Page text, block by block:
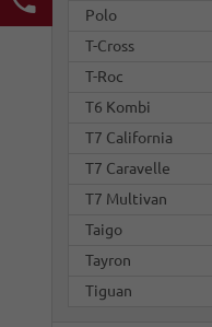
Polo
T-Cross
T-Roc
T6 Kombi
T7 California
T7 Caravelle
T7 Multivan
Taigo
Tayron
Tiguan